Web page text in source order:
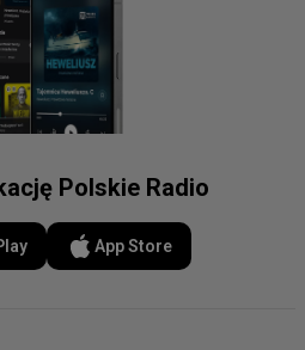
Polskie Radio
App Store